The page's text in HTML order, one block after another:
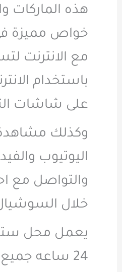
هذه الماركات
خواص مميزة
مع الانترنت
باستخدام
على شاشات
وكذلك
اليوتيوب
والتواصل مع
خلال
يعمل محل
24 ساعه